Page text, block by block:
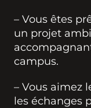
– Vous êtes
un projet
campus.
– Vous aimez
les échanges